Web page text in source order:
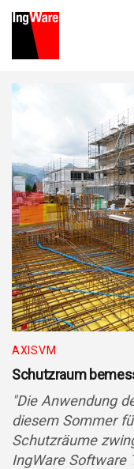
AXISVM
Schutzraum
"Die Anwendung
diesem Sommer
Schutzräume
IngWare Software